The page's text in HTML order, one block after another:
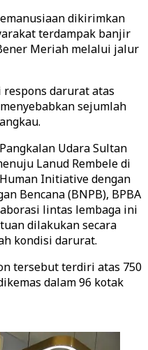
dikirimkan
terdampak banjir
Meriah melalui jalur
darurat atas
sejumlah
Udara Sultan
Lanud Rembele di
Initiative dengan
Bencana (BNPB), BPBA
lintas lembaga ini
dilakukan secara
kondisi darurat.
tersebut terdiri atas 750
dalam 96 kotak